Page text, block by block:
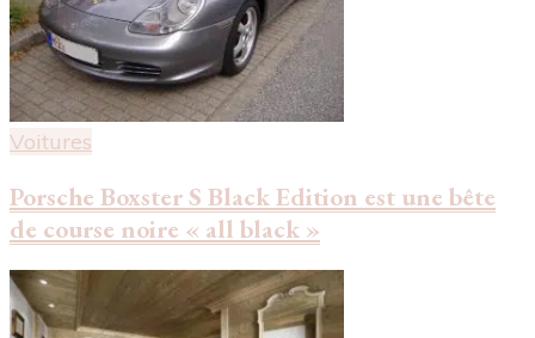
Voitures
Porsche Boxster S Black Edition est une bête
de course noire « all black »